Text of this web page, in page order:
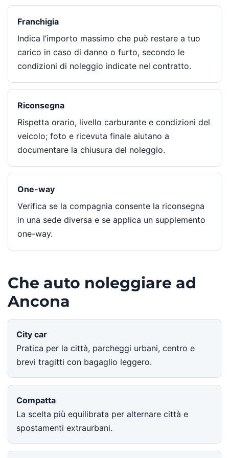
Franchigia
Indica l’importo massimo che può restare a tuo
carico in caso di danno o furto, secondo le
condizioni di noleggio indicate nel contratto.
Riconsegna
Rispetta orario, livello carburante e condizioni del
veicolo; foto e ricevuta finale aiutano a
documentare la chiusura del noleggio.
One-way
Verifica se la compagnia consente la riconsegna
in una sede diversa e se applica un supplemento
one-way.
Che auto noleggiare ad
Ancona
City car
Pratica per la città, parcheggi urbani, centro e
brevi tragitti con bagaglio leggero.
Compatta
La scelta più equilibrata per alternare città e
spostamenti extraurbani.